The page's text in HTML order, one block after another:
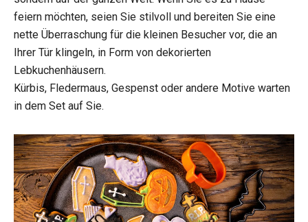
feiern möchten, seien Sie stilvoll und bereiten Sie eine
nette Überraschung für die kleinen Besucher vor, die an
Ihrer Tür klingeln, in Form von dekorierten
Lebkuchenhäusern.
Kürbis, Fledermaus, Gespenst oder andere Motive warten
in dem Set auf Sie.